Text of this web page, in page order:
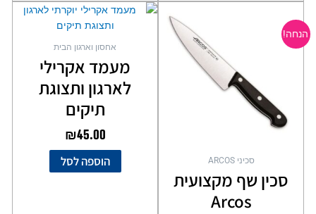
הנחה!
סכיני ARCOS
סכין שף מקצועית
Arcos
היה:
₪199.00.
המחיר
הנוכחי
הוא:
זה
יש
מספר
אחסון וארגון הבית
מעמד אקרילי
לארגון ותצוגת
תיקים
₪45.00
הוספה לסל